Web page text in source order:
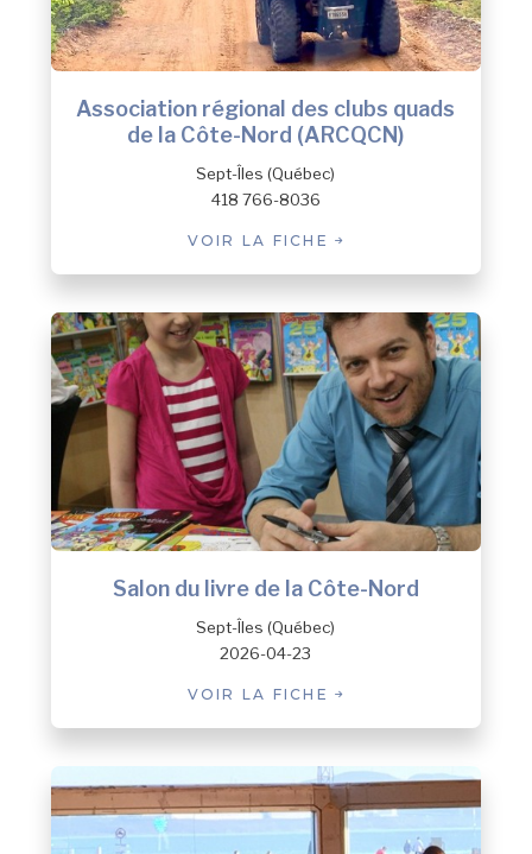
Association régional des clubs quads
de la Côte-Nord (ARCQCN)
Sept-Îles (Québec)
418 766-8036
VOIR LA FICHE
Salon du livre de la Côte-Nord
Sept-Îles (Québec)
2026-04-23
VOIR LA FICHE